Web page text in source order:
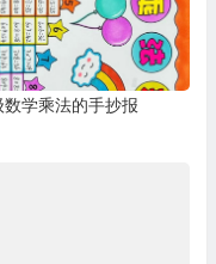
数学乘法的手抄报